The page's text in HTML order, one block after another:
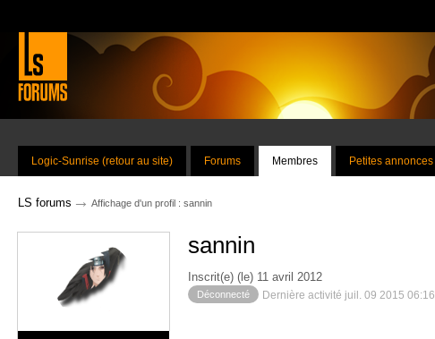
Logic-Sunrise (retour au site) Forums Membres Petites annonces
LS forums → Affichage d'un profil : sannin
sannin
Inscrit(e) (le) 11 avril 2012
Déconnecté Dernière activité juil. 09 2015 06:16